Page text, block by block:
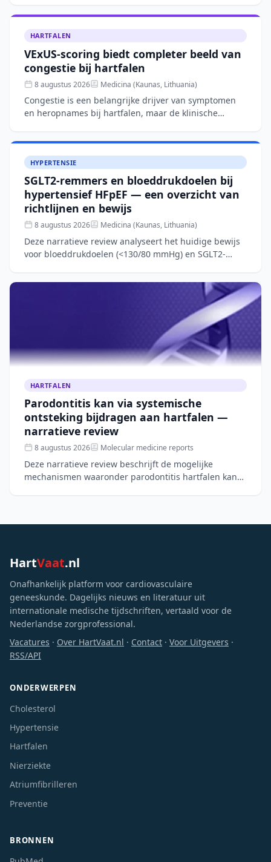
dieetpatroon over 12 weken
HARTFALEN
VExUS-scoring biedt completer beeld van
congestie bij hartfalen
8 augustus 2026 Medicina (Kaunas, Lithuania)
Congestie is een belangrijke drijver van symptomen
en heropnames bij hartfalen, maar de klinische
bespreekt
HYPERTENSIE
SGLT2-remmers en bloeddrukdoelen bij
hypertensief HFpEF — een overzicht van
richtlijnen en bewijs
8 augustus 2026 Medicina (Kaunas, Lithuania)
Deze narratieve review analyseert het huidige bewijs
voor bloeddrukdoelen (<130/80 mmHg) en SGLT2-
HARTFALEN
Parodontitis kan via systemische
ontsteking bijdragen aan hartfalen —
narratieve review
8 augustus 2026 Molecular medicine reports
Deze narratieve review beschrijft de mogelijke
mechanismen waaronder parodontitis hartfalen kan
HartVaat.nl
Onafhankelijk platform voor cardiovasculaire
geneeskunde. Dagelijks nieuws en literatuur uit
internationale medische tijdschriften, vertaald voor de
Nederlandse zorgprofessional.
Vacatures · Over HartVaat.nl · Contact · Voor Uitgevers ·
RSS/API
ONDERWERPEN
Cholesterol
Hypertensie
Hartfalen
Nierziekte
Atriumfibrilleren
Preventie
BRONNEN